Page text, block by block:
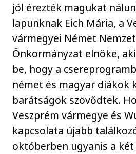
jól érezték magukat
lapunknak Eich Mária, a
vármegyei Német
Önkormányzat elnöke,
be, hogy a
német és magyar diákok
barátságok szövődtek.
Veszprém vármegye és
kapcsolata újabb
októberben ugyanis a